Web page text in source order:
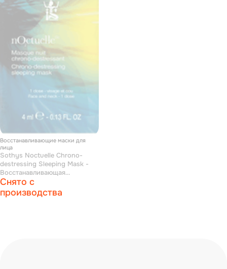
Восстанавливающие маски для
лица
Sothys Noctuelle Chrono-
destressing Sleeping Mask -
Восстанавливающая
антивозрастная ночная маска
4 мл
Снято с
производства